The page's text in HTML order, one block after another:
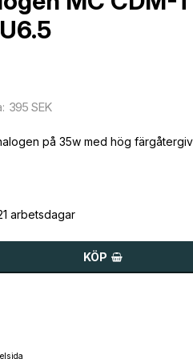
395 SEK
på 35w med hög
arbetsdagar
KÖP